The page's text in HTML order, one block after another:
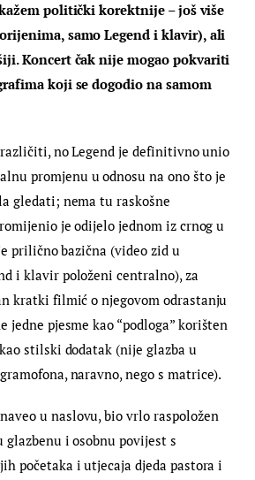
politički korektnije – još više
samo Legend i klavir), ali
Koncert čak nije mogao pokvariti
koji se dogodio na samom
no Legend je definitivno unio
promjenu u odnosu na ono što je
gledati; nema tu raskošne
je odijelo jednom iz crnog u
prilično bazična (video zid u
i klavir položeni centralno), za
kratki filmić o njegovom odrastanju
jedne pjesme kao “podloga” korišten
stilski dodatak (nije glazba u
naravno, nego s matrice).
u naslovu, bio vrlo raspoložen
i osobnu povijest s
početaka i utjecaja djeda pastora i